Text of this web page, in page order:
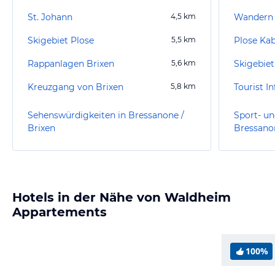
St. Johann 4,5 km
Skigebiet Plose 5,5 km
Rappanlagen Brixen 5,6 km
Kreuzgang von Brixen 5,8 km
Sehenswürdigkeiten in Bressanone /
Brixen
Plose
Tourist
Sport-
Hotels in der Nähe von Waldheim
Appartements
100%